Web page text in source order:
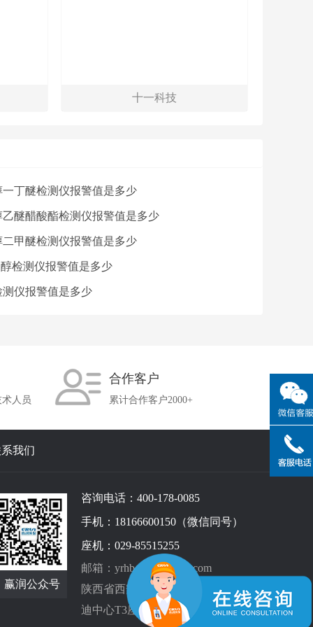
十一科技
一丁醚检测仪报警值是多少
乙醚醋酸酯检测仪报警值是多少
二甲醚检测仪报警值是多少
检测仪报警值是多少
测仪报警值是多少
人员
合作客户
累计合作客户2000+
我们
赢润公众号
咨询电话：400-178-0085
手机：18166600150（微信同号）
座机：029-85515255
邮箱：yrhb@xayingrun.com
陕西省西安市高新区科技二路67号启
迪中心T3座28层